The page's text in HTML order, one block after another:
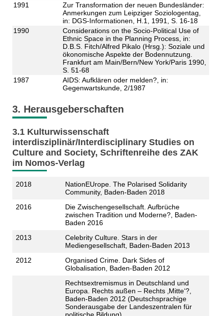
1991
Zur Transformation der neuen Bundesländer:
Anmerkungen zum Leipziger Soziologentag,
in: DGS-Informationen, H.1, 1991, S. 16-18
1990
Considerations on the Socio-Political Use of
Ethnic Space in the Planning Process, in:
D.B.S. Fitch/Alfred Pikalo (Hrsg.): Soziale und
ökonomische Aspekte der Bodennutzung.
Frankfurt am Main/Bern/New York/Paris 1990,
S. 51-68
1987
AIDS: Aufklären oder melden?, in:
Gegenwartskunde, 2/1987
3. Herausgeberschaften
3.1 Kulturwissenschaft
interdisziplinär/Interdisciplinary Studies on
Culture and Society, Schriftenreihe des ZAK
im Nomos-Verlag
2018
NationEUrope. The Polarised Solidarity
Community, Baden-Baden 2018
2016
Die Zwischengesellschaft. Aufbrüche
zwischen Tradition und Moderne?, Baden-
Baden 2016
2013
Celebrity Culture. Stars in der
Mediengesellschaft, Baden-Baden 2013
2012
Organised Crime. Dark Sides of
Globalisation, Baden-Baden 2012
Rechtsextremismus in Deutschland und
Europa. Rechts außen – Rechts ‚Mitte‘?,
Baden-Baden 2012 (Deutschsprachige
Sonderausgabe der Landeszentralen für
politische Bildung)